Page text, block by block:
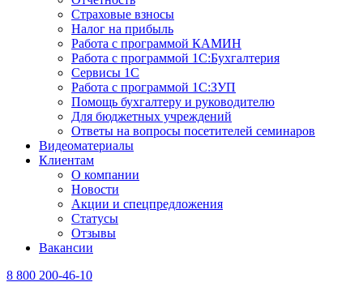
Страховые взносы
Налог на прибыль
Работа с программой КАМИН
Работа с программой 1С:Бухгалтерия
Сервисы 1С
Работа с программой 1С:ЗУП
Помощь бухгалтеру и руководителю
Для бюджетных учреждений
Ответы на вопросы посетителей семинаров
Видеоматериалы
Клиентам
О компании
Новости
Акции и спецпредложения
Статусы
Отзывы
Вакансии
8 800 200-46-10